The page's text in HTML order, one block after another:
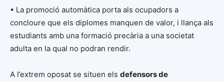
• La promoció automàtica porta als ocupadors a
concloure que els diplomes manquen de valor, i llança als
estudiants amb una formació precària a una societat
adulta en la qual no podran rendir.
A l’extrem oposat se situen els defensors de